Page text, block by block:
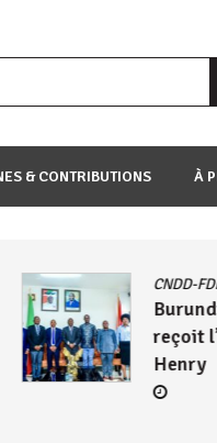
uri ngaha
& CONTRIBUTIONS À
CNDD-
reçoit
Henry